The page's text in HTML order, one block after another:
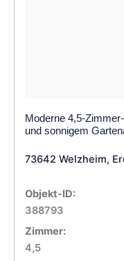
Moderne 4,5-
und sonnigem
73642 Welzheim,
Objekt-ID:
388793
Zimmer:
4,5